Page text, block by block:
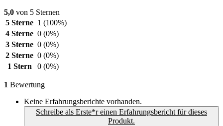
5,0 von 5 Sternen
5 Sterne 1 (100%)
4 Sterne 0 (0%)
3 Sterne 0 (0%)
2 Sterne 0 (0%)
1 Stern
0 (0%)
1 Bewertung
Keine Erfahrungsberichte vorhanden.
Schreibe als Erste*r einen Erfahrungsbericht für dieses
Produkt.